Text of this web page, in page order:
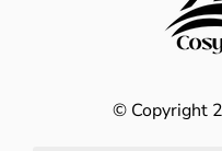
© Copyright